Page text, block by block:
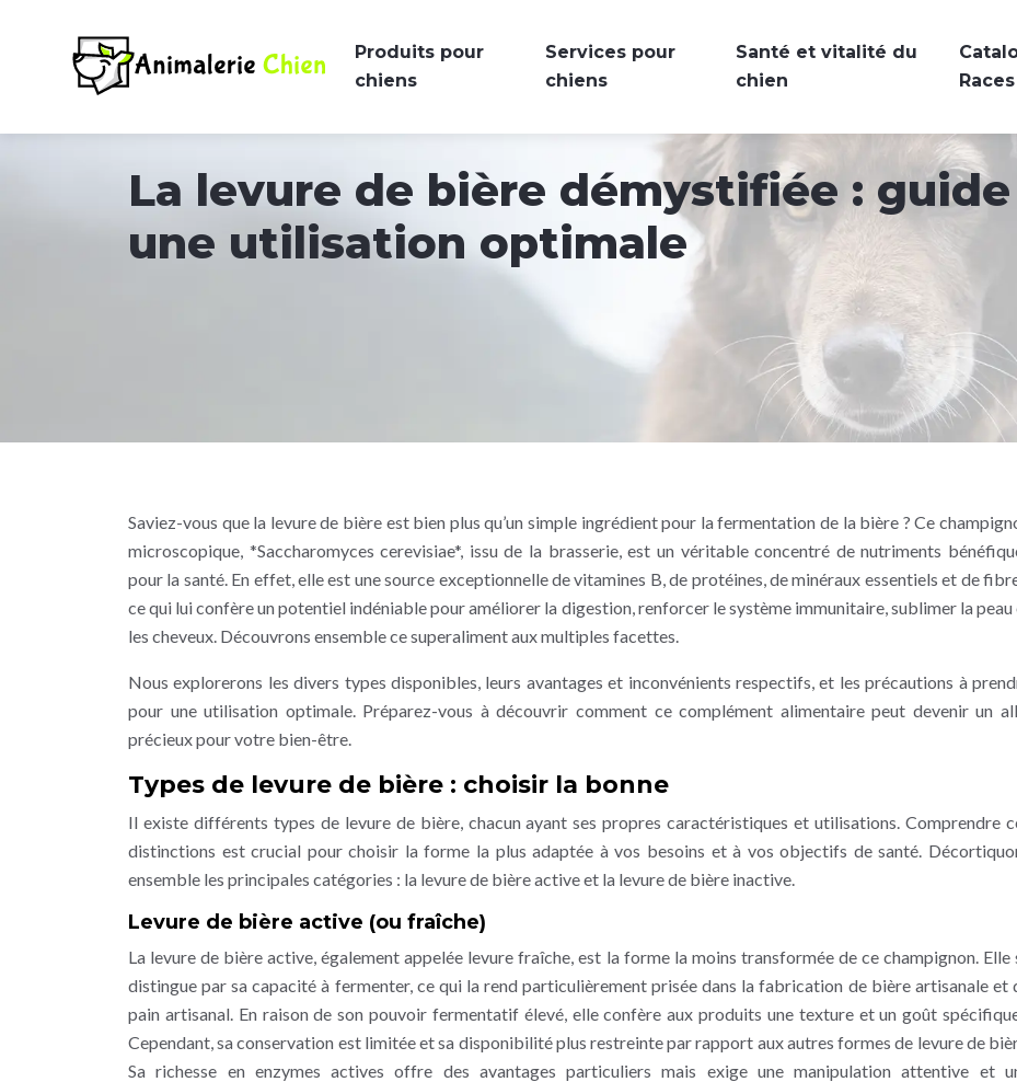
Produits pour
chiens
Services pour
chiens
Santé et vitalité du
chien
Races
La levure de bière démystifiée :
une utilisation optimale
Saviez-vous que la levure de bière est bien plus qu’un simple ingrédient pour la fermentation de la bière ? Ce
microscopique, *Saccharomyces cerevisiae*, issu de la brasserie, est un véritable concentré de nutriments
pour la santé. En effet, elle est une source exceptionnelle de vitamines B, de protéines, de minéraux essentiels et de
ce qui lui confère un potentiel indéniable pour améliorer la digestion, renforcer le système immunitaire, sublimer la peau
les cheveux. Découvrons ensemble ce superaliment aux multiples facettes.
Nous explorerons les divers types disponibles, leurs avantages et inconvénients respectifs, et les précautions à
pour une utilisation optimale. Préparez-vous à découvrir comment ce complément alimentaire peut devenir un
précieux pour votre bien-être.
Types de levure de bière : choisir la bonne
Il existe différents types de levure de bière, chacun ayant ses propres caractéristiques et utilisations. Comprendre
distinctions est crucial pour choisir la forme la plus adaptée à vos besoins et à vos objectifs de santé.
ensemble les principales catégories : la levure de bière active et la levure de bière inactive.
Levure de bière active (ou fraîche)
La levure de bière active, également appelée levure fraîche, est la forme la moins transformée de ce champignon. Elle
distingue par sa capacité à fermenter, ce qui la rend particulièrement prisée dans la fabrication de bière artisanale et
pain artisanal. En raison de son pouvoir fermentatif élevé, elle confère aux produits une texture et un goût
Cependant, sa conservation est limitée et sa disponibilité plus restreinte par rapport aux autres formes de levure de
Sa richesse en enzymes actives offre des avantages particuliers mais exige une manipulation attentive et